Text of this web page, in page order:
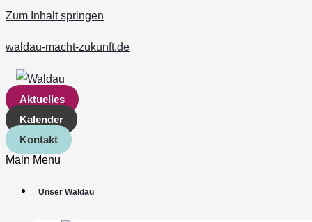
Zum Inhalt springen
waldau-macht-zukunft.de
Aktuelles
Kalender
Kontakt
Main Menu
Unser Waldau